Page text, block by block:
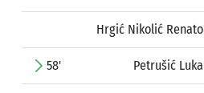
Hrgić Nikolić Renato
58' Petrušić Luka